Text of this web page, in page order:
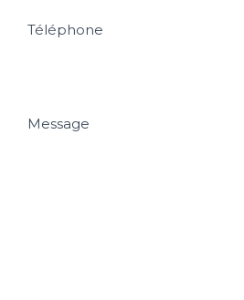
Téléphone
Message